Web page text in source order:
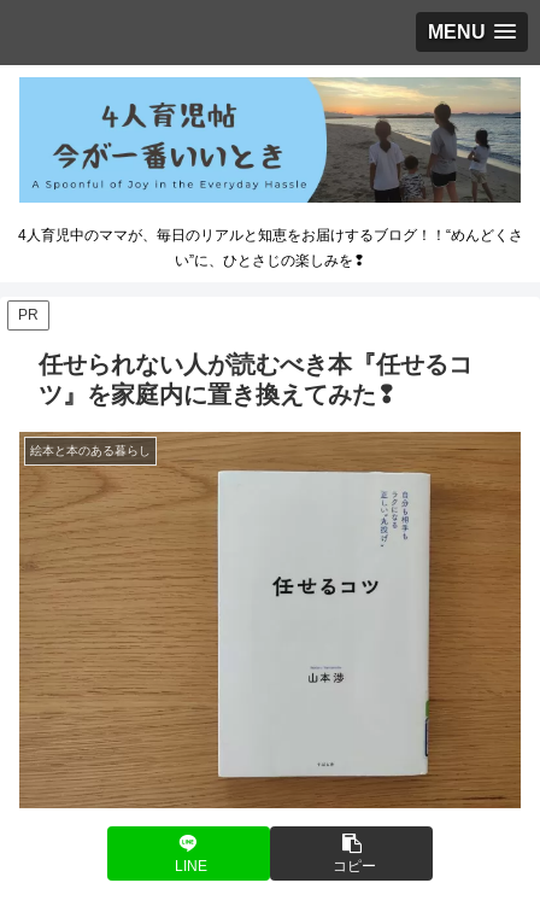
MENU
4人育児中のママが、毎日のリアルと知恵をお届けするブログ！！“めんどくさ
い”に、ひとさじの楽しみを❢
PR
任せられない人が読むべき本『任せるコ
ツ』を家庭内に置き換えてみた❢
絵本と本のある暮らし
LINE コピー